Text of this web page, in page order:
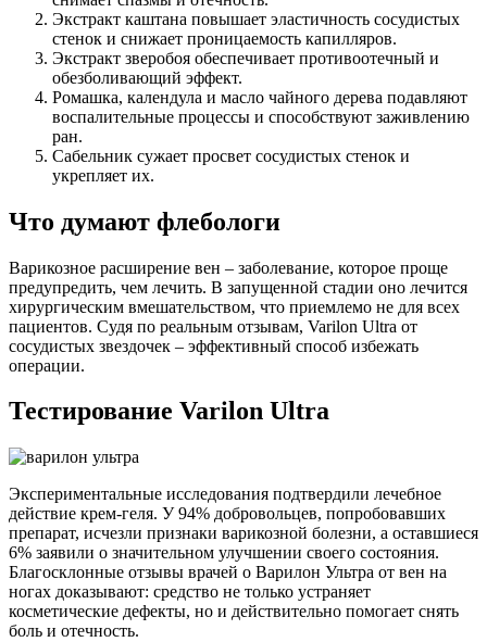
Экстракт каштана повышает эластичность сосудистых
стенок и снижает проницаемость капилляров.
Экстракт зверобоя обеспечивает противоотечный и
обезболивающий эффект.
Ромашка, календула и масло чайного дерева подавляют
воспалительные процессы и способствуют заживлению
ран.
Сабельник сужает просвет сосудистых стенок и
укрепляет их.
Что думают флебологи
Варикозное расширение вен – заболевание, которое проще
предупредить, чем лечить. В запущенной стадии оно лечится
хирургическим вмешательством, что приемлемо не для всех
пациентов. Судя по реальным отзывам, Varilon Ultra от
сосудистых звездочек – эффективный способ избежать
операции.
Тестирование Varilon Ultra
Экспериментальные исследования подтвердили лечебное
действие крем-геля. У 94% добровольцев, попробовавших
препарат, исчезли признаки варикозной болезни, а оставшиеся
6% заявили о значительном улучшении своего состояния.
Благосклонные отзывы врачей о Варилон Ультра от вен на
ногах доказывают: средство не только устраняет
косметические дефекты, но и действительно помогает снять
боль и отечность.